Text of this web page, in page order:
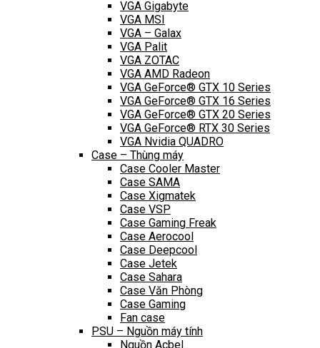
VGA Gigabyte
VGA MSI
VGA – Galax
VGA Palit
VGA ZOTAC
VGA AMD Radeon
VGA GeForce® GTX 10 Series
VGA GeForce® GTX 16 Series
VGA GeForce® GTX 20 Series
VGA GeForce® RTX 30 Series
VGA Nvidia QUADRO
Case – Thùng máy
Case Cooler Master
Case SAMA
Case Xigmatek
Case VSP
Case Gaming Freak
Case Aerocool
Case Deepcool
Case Jetek
Case Sahara
Case Văn Phòng
Case Gaming
Fan case
PSU – Nguồn máy tính
Nguồn Acbel